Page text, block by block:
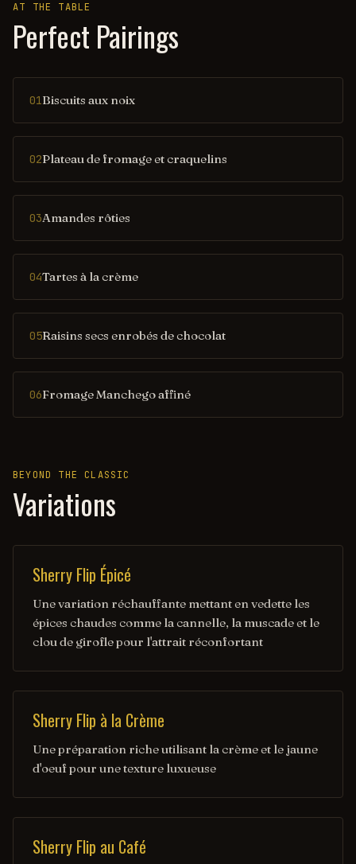
AT THE TABLE
Perfect Pairings
01Biscuits aux noix
02Plateau de fromage et craquelins
03Amandes rôties
04Tartes à la crème
05Raisins secs enrobés de chocolat
06Fromage Manchego affiné
BEYOND THE CLASSIC
Variations
Sherry Flip Épicé
Une variation réchauffante mettant en vedette les
épices chaudes comme la cannelle, la muscade et le
clou de girofle pour l'attrait réconfortant
Sherry Flip à la Crème
Une préparation riche utilisant la crème et le jaune
d'oeuf pour une texture luxueuse
Sherry Flip au Café